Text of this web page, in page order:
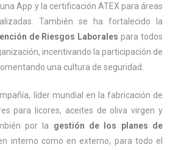
App y la certificación ATEX para áreas
También se ha fortalecido la
de Riesgos Laborales para todos
incentivando la participación de
una cultura de seguridad.
líder mundial en la fabricación de
para licores, aceites de oliva virgen y
por la gestión de los planes de
interno como en externo, para todo el